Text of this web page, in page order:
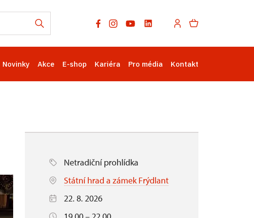
Novinky Akce E-shop Kariéra Pro média Kontakt
Netradiční prohlídka
Státní hrad a zámek Frýdlant
22. 8. 2026